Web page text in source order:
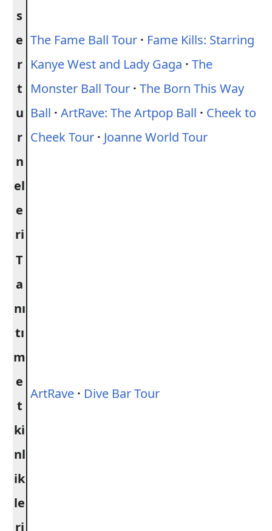
s
e
r
t
u
r
n
el
e
ri
The Fame Ball Tour · Fame Kills: Starring
Kanye West and Lady Gaga · The
Monster Ball Tour · The Born This Way
Ball · ArtRave: The Artpop Ball · Cheek to
Cheek Tour · Joanne World Tour
T
a
nı
tı
m
e
t
ki
nl
ik
le
ri
ArtRave · Dive Bar Tour